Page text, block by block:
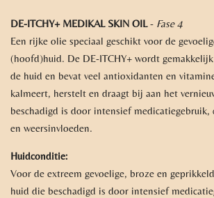
DE-ITCHY+ MEDIKAL SKIN OIL- Fase 4
Een rijke olie speciaal geschikt voor de
(hoofd)huid. De DE-ITCHY+ wordt
de huid en bevat veel antioxidanten en
kalmeert, herstelt en draagt bij aan het
beschadigd is door intensief
en weersinvloeden.
Huidconditie:
Voor de extreem gevoelige, broze en
huid die beschadigd is door intensief